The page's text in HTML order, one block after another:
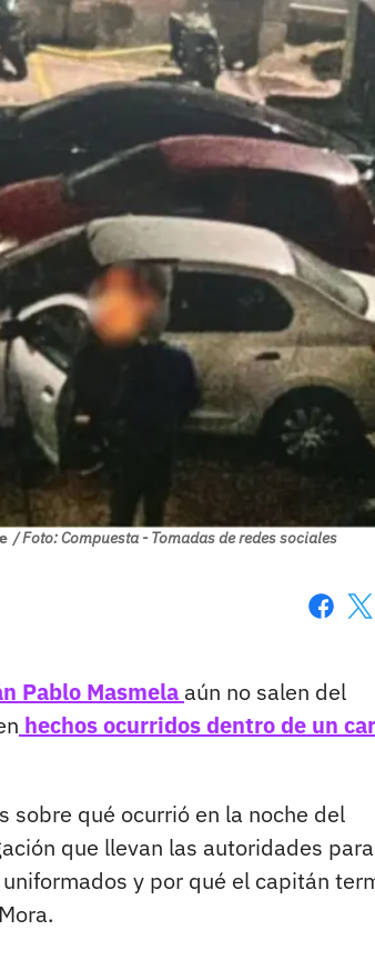
/ Foto: Compuesta - Tomadas de redes sociales
Pablo Masmela aún no salen del
hechos ocurridos dentro de un
sobre qué ocurrió en la noche del
que llevan las autoridades para
y por qué el capitán